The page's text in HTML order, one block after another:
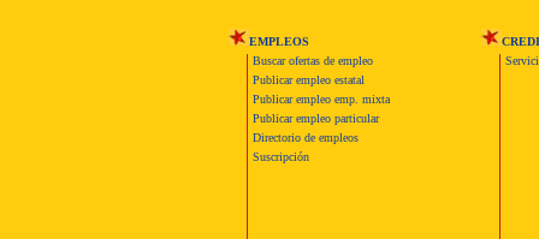
EMPLEOS
Buscar ofertas de empleo
Publicar empleo estatal
Publicar empleo emp. mixta
Publicar empleo particular
Directorio de empleos
Suscripción